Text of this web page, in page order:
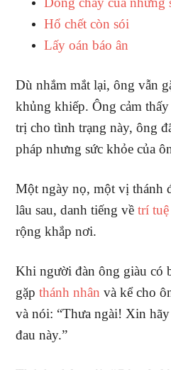
Hổ chết còn sói
Lấy oán báo ân
Dù nhắm mắt lại, ông vẫn
khủng khiếp. Ông cảm
trị cho tình trạng này, ông
pháp nhưng sức khỏe của
Một ngày nọ, một vị thánh
lâu sau, danh tiếng vềtrí tuệ
rộng khắp nơi.
Khi người đàn ông giàu có
gặpthánh nhân và kể cho
và nói: “Thưa ngài! Xin
đau này.”